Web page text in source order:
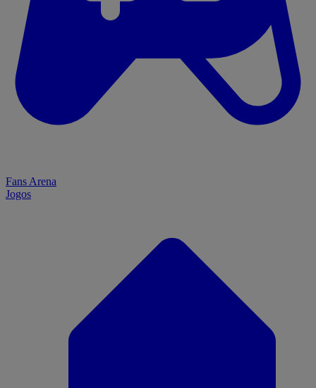
Fans Arena
Jogos